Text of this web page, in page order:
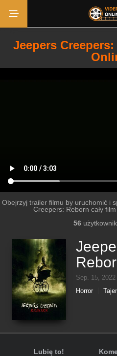
Jeepers Creepers:
Obejrzyj trailer filmu by uruchomić i
Creepers: Reborn cały
56
Sep. 15, 2022
Horror
Lubię to!